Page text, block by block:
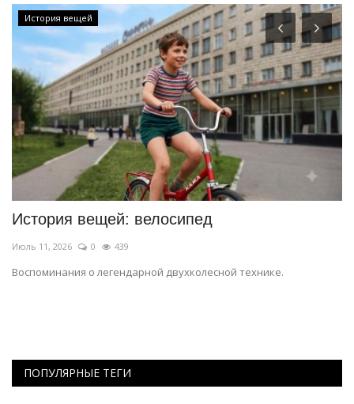
История вещей
История вещей: велосипед
Июль 11, 2026 0 439
Воспоминания о легендарной двухколесной технике.
ПОПУЛЯРНЫЕ ТЕГИ